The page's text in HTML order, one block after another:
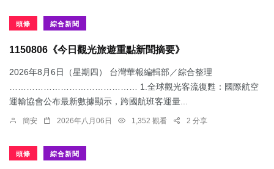
頭條 綜合新聞
1150806《今日觀光旅遊重點新聞摘要》
2026年8月6日（星期四） 台灣華報編輯部／綜合整理
……………………………………… 1.​全球觀光客流復甦：國際航空
運輸協會公布最新數據顯示，跨國航班客運量...
簡安 2026年八月06日 1,352 觀看 2 分享
頭條 綜合新聞